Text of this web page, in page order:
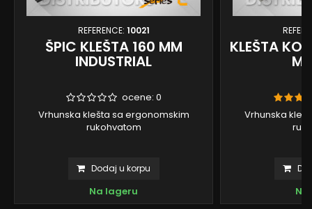
REFERENCE: 10021
ŠPIC KLEŠTA 160 MM
INDUSTRIAL
ocene: 0
Vrhunska klešta sa ergonomskim
rukohvatom
Dodaj u korpu
Na lageru
KLEŠTA
Vrhunska